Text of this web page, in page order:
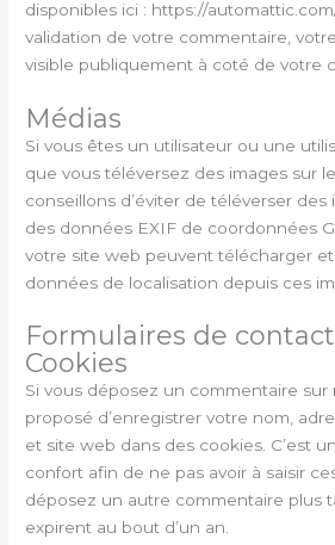
disponibles ici : https://
validation de votre commentaire,
visible publiquement à coté de votre
Médias
Si vous êtes un utilisateur ou une
que vous téléversez des images sur
conseillons d’éviter de téléverser
des données EXIF de coordonnées
votre site web peuvent télécharger
données de localisation depuis ces
Formulaires de contact
Cookies
Si vous déposez un commentaire sur
proposé d’enregistrer votre nom,
et site web dans des cookies. C’est
confort afin de ne pas avoir à saisir
déposez un autre commentaire plus
expirent au bout d’un an.